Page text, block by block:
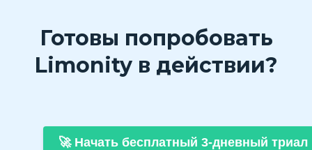
Готовы попробовать
Limonity в действии?
🚀 Начать бесплатный 3-дневный триал